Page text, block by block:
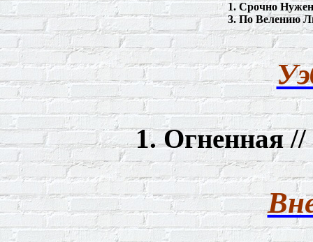
1.Срочно
3.По Велению
1. Огненная //